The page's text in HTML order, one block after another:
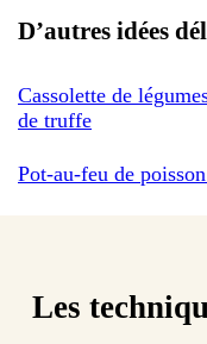
D’autres idées
Cassolette de
de truffe
Pot-au-feu de
Les